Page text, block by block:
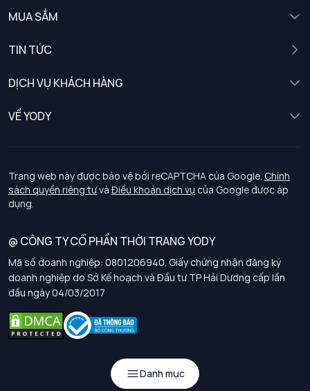
Danh mục
MUA SẮM
TIN TỨC
DỊCH VỤ KHÁCH HÀNG
Chính sách khách hàng thân thiết
Chính sách bảo vệ dữ liệu cá nhân
Chính sách thanh toán, giao nhận
Chính sách chất lượng và an toàn sức khoẻ nghề nghiệp
Chính sách đơn đồng phục
Hướng dẫn chọn kích thước
VỀ YODY
Tuyển dụng
Trang web này được bảo vệ bởi reCAPTCHA của Google. Chính
sách quyền riêng tưvà Điều khoản dịch vụ của Google được áp
dụng.
@ CÔNG TY CỔ PHẦN THỜI TRANG YODY
Mã số doanh nghiệp: 0801206940. Giấy chứng nhận đăng ký
doanh nghiệp do Sở Kế hoạch và Đầu tư TP Hải Dương cấp lần
đầu ngày 04/03/2017